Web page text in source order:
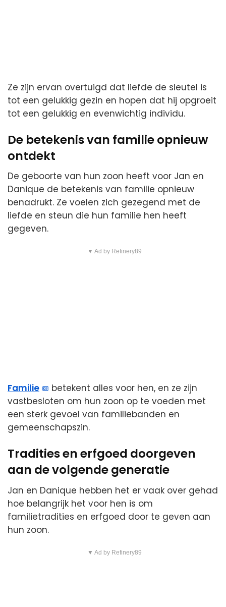
Ze zijn ervan overtuigd dat liefde de sleutel is
tot een gelukkig gezin en hopen dat hij opgroeit
tot een gelukkig en evenwichtig individu.
De betekenis van familie opnieuw
ontdekt
De geboorte van hun zoon heeft voor Jan en
Danique de betekenis van familie opnieuw
benadrukt. Ze voelen zich gezegend met de
liefde en steun die hun familie hen heeft
gegeven.
▼ Ad by Refinery89
Familie
betekent alles voor hen, en ze zijn
vastbesloten om hun zoon op te voeden met
een sterk gevoel van familiebanden en
gemeenschapszin.
Tradities en erfgoed doorgeven
aan de volgende generatie
Jan en Danique hebben het er vaak over gehad
hoe belangrijk het voor hen is om
familietradities en erfgoed door te geven aan
hun zoon.
▼ Ad by Refinery89